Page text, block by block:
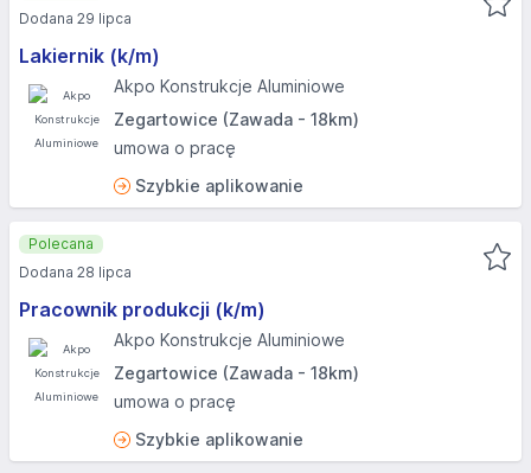
Lakiernik (k/m)
Akpo Konstrukcje Aluminiowe
Zegartowice (Zawada - 18km)
umowa o pracę
Szybkie aplikowanie
Dodana 29 lipca
Pracownik produkcji (k/m)
Akpo Konstrukcje Aluminiowe
Zegartowice (Zawada - 18km)
umowa o pracę
Szybkie aplikowanie
Polecana
Dodana 28 lipca